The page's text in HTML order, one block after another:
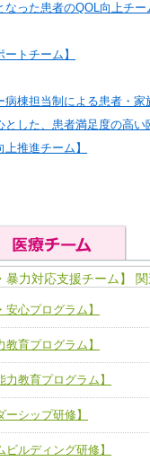
った患者のQOL向上チー
トチーム】
棟担当制による患者・家
した、患者満足度の高い
推進チーム】
力
て、必要な基礎能力を身に
組織し、強調できる
理解と連携を深める
チーム】
る高度医療を必要とする在
ーム】
力対応支援チーム】
心プログラム】
育プログラム】
教育プログラム】
シップ研修】
ルディング研修】